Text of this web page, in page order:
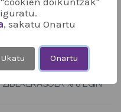
% 8 EGIN
doikuntzak"
, sakatu Onartu
Ukatu Onartu